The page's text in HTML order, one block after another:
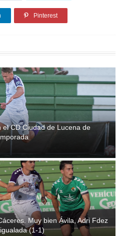
Pinterest
CD Ciudad de Lucena de
Muy bien Ávila, Adri Fdez
(1-1)